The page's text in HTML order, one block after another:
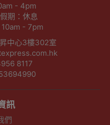
- 4pm
期：休息
- 7pm
中心3樓302室
8117
訊
們